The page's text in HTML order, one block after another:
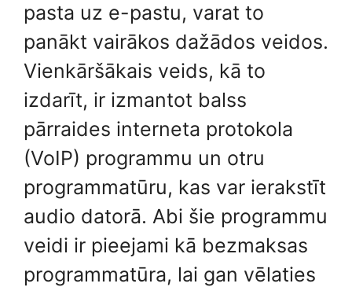
pasta uz e-pastu, varat to
panākt vairākos dažādos veidos.
Vienkāršākais veids, kā to
izdarīt, ir izmantot balss
pārraides interneta protokola
(VoIP) programmu un otru
programmatūru, kas var ierakstīt
audio datorā. Abi šie programmu
veidi ir pieejami kā bezmaksas
programmatūra, lai gan vēlaties